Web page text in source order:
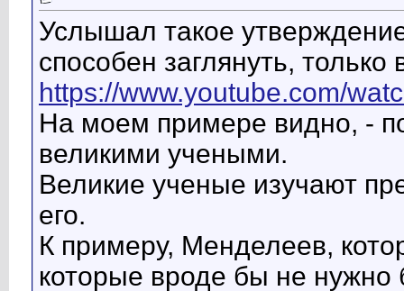
Услышал такое
способен заглянуть,
https://www.youtube.com/
На моем примере видно, -
великими учеными.
Великие ученые изучают
его.
К примеру, Менделеев,
которые вроде бы не нужно